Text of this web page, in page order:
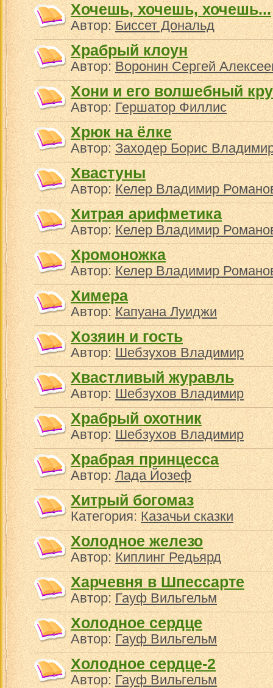
Хочешь, хочешь, хочешь...
Автор:Биссет Дональд
Храбрый клоун
Автор:Воронин Сергей
Хони и его волшебный
Автор:Гершатор Филлис
Хрюк на ёлке
Автор:Заходер Борис
Хвастуны
Автор:Келер Владимир
Хитрая арифметика
Автор:Келер Владимир
Хромоножка
Автор:Келер Владимир
Химера
Автор:Капуана Луиджи
Хозяин и гость
Автор:Шебзухов Владимир
Хвастливый журавль
Автор:Шебзухов Владимир
Храбрый охотник
Автор:Шебзухов Владимир
Храбрая принцесса
Автор:Лада Йозеф
Хитрый богомаз
Категория:Казачьи сказки
Холодное железо
Автор:Киплинг Редьярд
Харчевня в Шпессарте
Автор:Гауф Вильгельм
Холодное сердце
Автор:Гауф Вильгельм
Холодное сердце-2
Автор:Гауф Вильгельм